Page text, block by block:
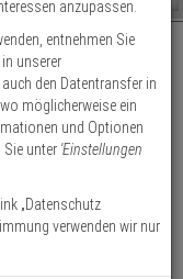
anzupassen.
entnehmen Sie
unserer
den Datentransfer in
möglicherweise ein
und Optionen
Sie unter 'Einstellungen
„Datenschutz
verwenden wir nur